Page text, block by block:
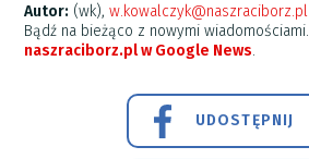
Autor: (wk),w.kowalczyk@naszraciborz.pl
Bądź na bieżąco z nowymi wiadomościami.
naszraciborz.pl w Google News.
UDOSTĘPNIJ